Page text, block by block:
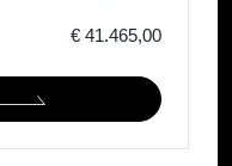
€ 41.465,00